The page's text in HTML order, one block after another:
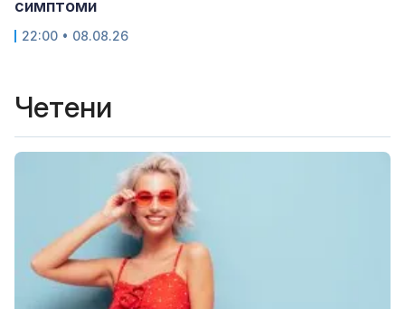
симптоми
22:00 • 08.08.26
Четени